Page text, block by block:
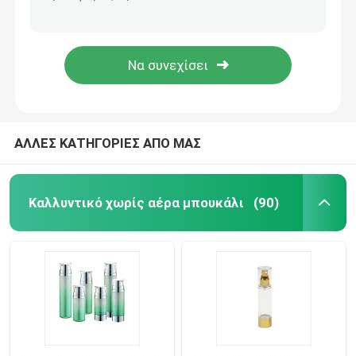
κενό αποσμητικό ραβδί
Το κενό χείλι σχολιάζει το μπουκάλι
Καλλυντική συσκευασία μανδρών
ΑΛΛΕΣ ΚΑΤΗΓΟΡΙΕΣ ΑΠΟ ΜΑΣ
Καλλυντικό χωρίς αέρα μπουκάλι (90)